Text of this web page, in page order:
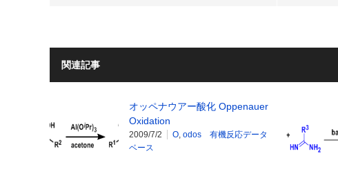
関連記事
オッペナウアー酸化 Oppenauer
Oxidation
2009/7/2 O, odos 有機反応データ
ベース